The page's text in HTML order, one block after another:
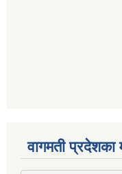
वागमती प्रदेशका